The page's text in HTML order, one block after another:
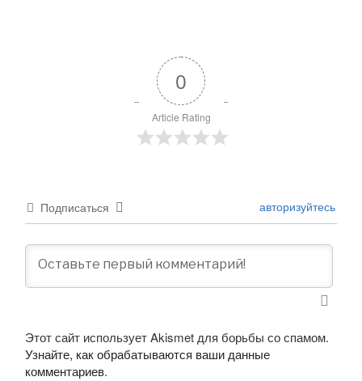
0
Article Rating
Подписаться авторизуйтесь
Этот сайт использует Akismet для борьбы со спамом.
Узнайте, как обрабатываются ваши данные
комментариев.